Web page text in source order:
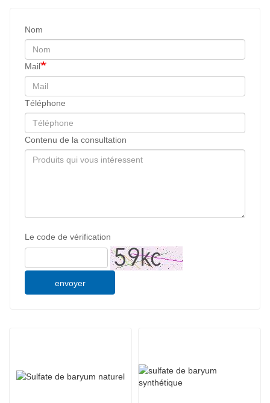
Nom
Mail
Téléphone
Contenu de la consultation
Le code de vérification
envoyer